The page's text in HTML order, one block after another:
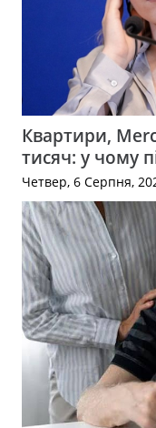
Квартири,
тисяч: у чому
Четвер, 6 Серпня,